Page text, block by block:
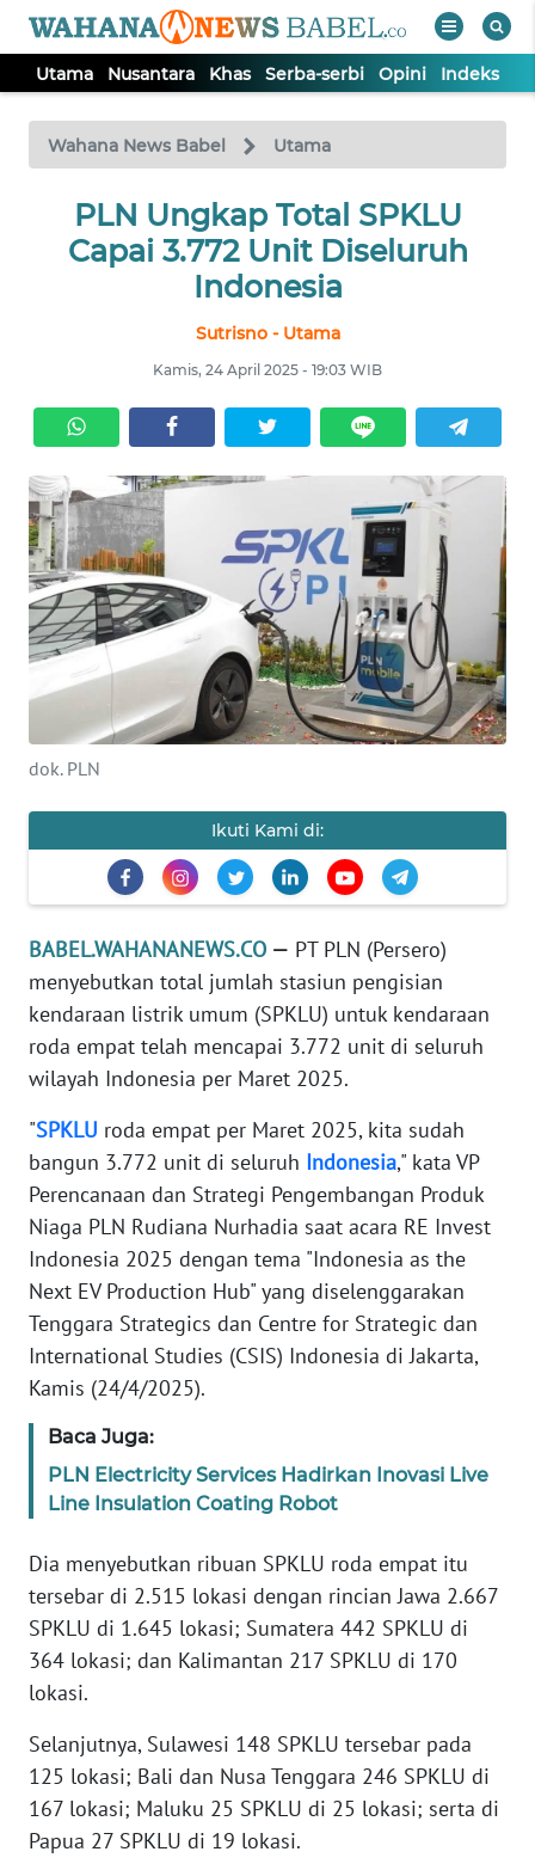
Utama Nusantara Khas Serba-serbi Opini Indeks
Wahana News Babel Utama
PLN Ungkap Total SPKLU
Capai 3.772 Unit Diseluruh
Indonesia
Sutrisno - Utama
Kamis, 24 April 2025 - 19:03 WIB
dok. PLN
Ikuti Kami di:
BABEL.WAHANANEWS.CO — PT PLN (Persero)
menyebutkan total jumlah stasiun pengisian
kendaraan listrik umum (SPKLU) untuk kendaraan
roda empat telah mencapai 3.772 unit di seluruh
wilayah Indonesia per Maret 2025.
"SPKLU roda empat per Maret 2025, kita sudah
bangun 3.772 unit di seluruh Indonesia," kata VP
Perencanaan dan Strategi Pengembangan Produk
Niaga PLN Rudiana Nurhadia saat acara RE Invest
Indonesia 2025 dengan tema "Indonesia as the
Next EV Production Hub" yang diselenggarakan
Tenggara Strategics dan Centre for Strategic dan
International Studies (CSIS) Indonesia di Jakarta,
Kamis (24/4/2025).
Baca Juga:
PLN Electricity Services Hadirkan Inovasi Live
Line Insulation Coating Robot
Dia menyebutkan ribuan SPKLU roda empat itu
tersebar di 2.515 lokasi dengan rincian Jawa 2.667
SPKLU di 1.645 lokasi; Sumatera 442 SPKLU di
364 lokasi; dan Kalimantan 217 SPKLU di 170
lokasi.
Selanjutnya, Sulawesi 148 SPKLU tersebar pada
125 lokasi; Bali dan Nusa Tenggara 246 SPKLU di
167 lokasi; Maluku 25 SPKLU di 25 lokasi; serta di
Papua 27 SPKLU di 19 lokasi.
TV
Tutup
UTAMA
SERBA-
SERBI
OPINI
Informasi
INDEKS
BERITA
KAMI
KAMI
PEDOMAN
MEDIA
SIBER
REDAKSI
DISCLAIMER
Wahana
News
Regional
WN
WN
JAKARTA
WN
JABAR
WN
BANTEN
WN
NTT
KEPRI